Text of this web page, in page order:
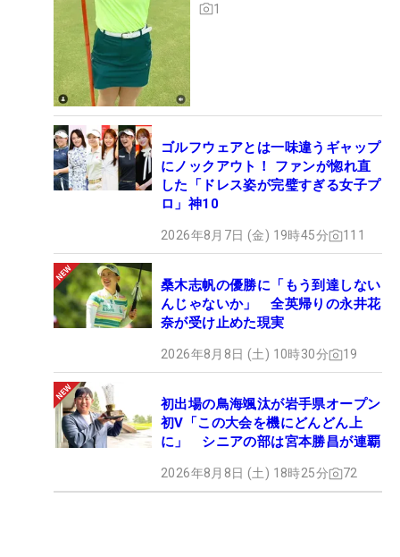
1
ゴルフウェアとは一味違うギャップ
にノックアウト！ ファンが惚れ直
した「ドレス姿が完璧すぎる女子プ
ロ」神10
2026年8月7日 (金) 19時45分 111
桑木志帆の優勝に「もう到達しない
んじゃないか」 全英帰りの永井花
奈が受け止めた現実
2026年8月8日 (土) 10時30分 19
初出場の鳥海颯汰が岩手県オープン
初V「この大会を機にどんどん上
に」 シニアの部は宮本勝昌が連覇
2026年8月8日 (土) 18時25分 72